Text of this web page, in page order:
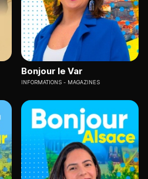
Bonjour le Var
INFORMATIONS MAGAZINES